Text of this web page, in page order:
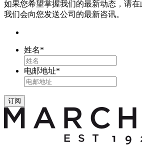
如果您希望掌握我们的最新动态，请在
我们会向您发送公司的最新咨讯。
姓名*
电邮地址*
订阅